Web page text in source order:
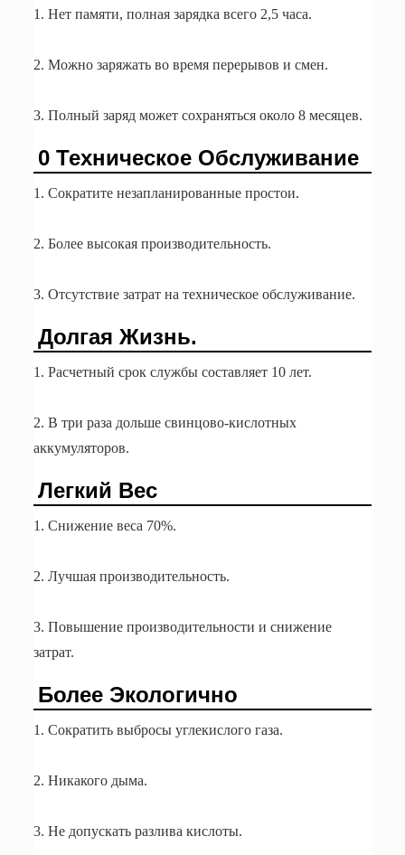
1. Нет памяти, полная зарядка всего 2,5 часа.
2. Можно заряжать во время перерывов и смен.
3. Полный заряд может сохраняться около 8 месяцев.
0 Техническое Обслуживание
1. Сократите незапланированные простои.
2. Более высокая производительность.
3. Отсутствие затрат на техническое обслуживание.
Долгая Жизнь.
1. Расчетный срок службы составляет 10 лет.
2. В три раза дольше свинцово-кислотных
аккумуляторов.
Легкий Вес
1. Снижение веса 70%.
2. Лучшая производительность.
3. Повышение производительности и снижение
затрат.
Более Экологично
1. Сократить выбросы углекислого газа.
2. Никакого дыма.
3. Не допускать разлива кислоты.